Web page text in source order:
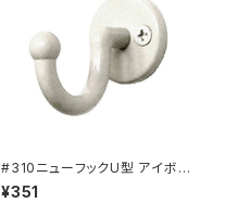
#310ニューフックU型 アイボリ
ー（901-1557）
¥351